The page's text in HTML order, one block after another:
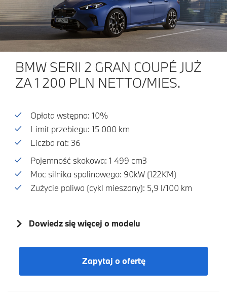
BMW SERII 2 GRAN COUPÉ JUŻ
ZA 1 200 PLN NETTO/MIES.
Opłata wstępna: 10%
Limit przebiegu: 15 000 km
Liczba rat: 36
Pojemność skokowa: 1 499 cm3
Moc silnika spalinowego: 90kW (122KM)
Zużycie paliwa (cykl mieszany): 5,9 l/100 km
Dowiedz się więcej o modelu
Zapytaj o ofertę